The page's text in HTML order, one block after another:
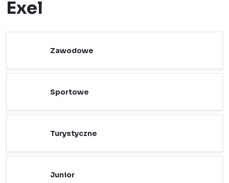
Exel
Zawodowe
Sportowe
Turystyczne
Junior